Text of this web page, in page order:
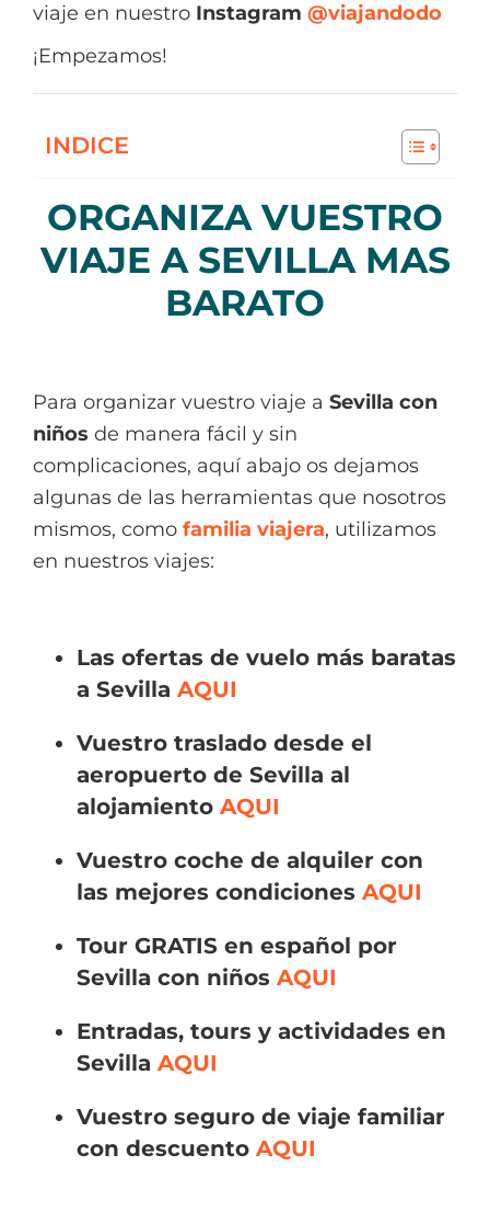
viaje en nuestro Instagram @viajandodo
¡Empezamos!
INDICE
ORGANIZA VUESTRO
VIAJE A SEVILLA MAS
BARATO
Para organizar vuestro viaje a Sevilla con
niños de manera fácil y sin
complicaciones, aquí abajo os dejamos
algunas de las herramientas que nosotros
mismos, como familia viajera, utilizamos
en nuestros viajes:
Las ofertas de vuelo más baratas
a Sevilla AQUI
Vuestro traslado desde el
aeropuerto de Sevilla al
alojamiento AQUI
Vuestro coche de alquiler con
las mejores condiciones AQUI
Tour GRATIS en español por
Sevilla con niños AQUI
Entradas, tours y actividades en
Sevilla AQUI
Vuestro seguro de viaje familiar
con descuento AQUI